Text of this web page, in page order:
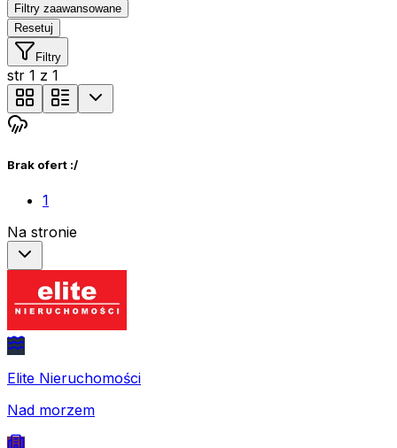
Filtry zaawansowane
Resetuj
Filtry
str 1 z 1
Brak ofert :/
1
Na stronie
Elite Nieruchomości
Nad morzem